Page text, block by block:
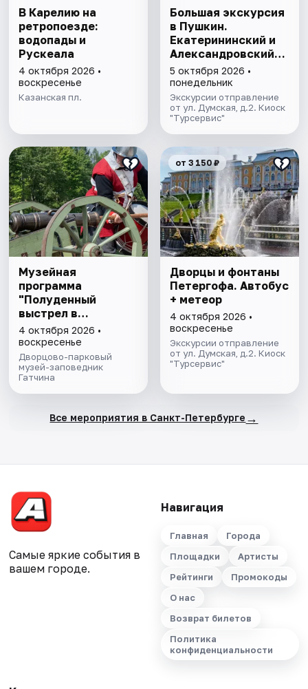
В Карелию на
ретропоезде:
водопады и
Рускеала
4 октября 2026 •
воскресенье
Казанская пл.
Большая экскурсия
в Пушкин.
Екатерининский и
Александровский
дворцы
5 октября 2026 •
понедельник
Экскурсии отправление
от ул. Думская, д.2. Киоск
"Турсервис"
Музейная
программа
"Полуденный
выстрел в
Приоратском
дворце"
4 октября 2026 •
воскресенье
Дворцово-парковый
музей-заповедник
Гатчина
от 3 150 ₽
Дворцы и фонтаны
Петергофа. Автобус
+ метеор
4 октября 2026 •
воскресенье
Экскурсии отправление
от ул. Думская, д.2. Киоск
"Турсервис"
Все мероприятия в Санкт-Петербурге →
Самые яркие события в
вашем городе.
Навигация
Главная
Города
Площадки
Артисты
Рейтинги
Промокоды
О нас
Возврат билетов
Политика
конфиденциальности